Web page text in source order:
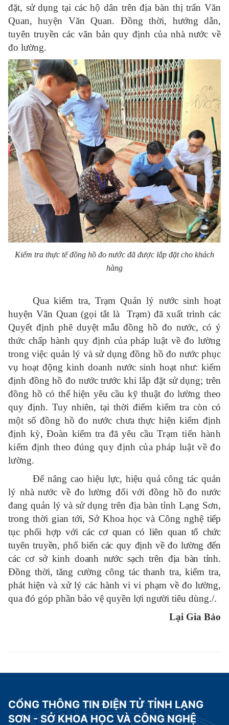
đặt, sử dụng tại các hộ dân trên địa bàn thị trấn Văn
Quan, huyện Văn Quan. Đồng thời, hướng dẫn,
tuyên truyền các văn bản quy định của nhà nước về
đo lường.
Kiểm tra thực tế đồng hồ đo nước đã được lắp đặt cho khách
hàng
Qua kiểm tra, Trạm Quản lý nước sinh hoạt
huyện Văn Quan (gọi tắt là Trạm) đã xuất trình các
Quyết định phê duyệt mẫu đồng hồ đo nước, có ý
thức chấp hành quy định của pháp luật về đo lường
trong việc quản lý và sử dụng đồng hồ đo nước phục
vụ hoạt động kinh doanh nước sinh hoạt như: kiểm
định đồng hồ đo nước trước khi lắp đặt sử dụng; trên
đồng hồ có thể hiện yêu cầu kỹ thuật đo lường theo
quy định. Tuy nhiên, tại thời điểm kiểm tra còn có
một số đồng hồ đo nước chưa thực hiện kiểm định
định kỳ, Đoàn kiểm tra đã yêu cầuTrạm tiến hành
kiểm định theo đúng quy định của pháp luật về đo
lường.
Để nâng cao hiệu lực, hiệu quả công tác quản
lý nhà nước về đo lường đối với đồng hồ đo nước
đang quản lý và sử dụng trên địa bàn tỉnh Lạng Sơn,
trong thời gian tới, Sở Khoa học và Công nghệ tiếp
tục phối hợp với các cơ quan có liên quan tổ chức
tuyên truyền, phổ biến các quy định về đo lường đến
các cơ sở kinh doanh nước sạch trên địa bàn tỉnh.
Đồng thời, tăng cường công tác thanh tra, kiểm tra,
phát hiện và xử lý các hành vi vi phạm về đo lường,
qua đó góp phần bảo vệ quyền lợi người tiêu dùng./.
Lại Gia Bảo
CỔNG THÔNG TIN ĐIỆN TỬ TỈNH LẠNG
SƠN - SỞ KHOA HỌC VÀ CÔNG NGHỆ